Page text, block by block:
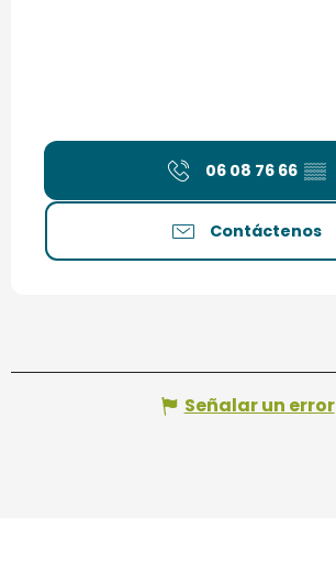
06 08 76 66 ▒▒
Contáctenos
Señalar un error